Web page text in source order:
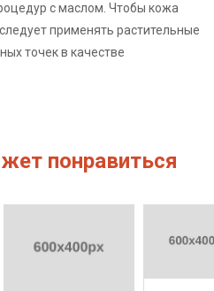
с маслом. Чтобы кожа
применять растительные
точек в качестве
понравиться